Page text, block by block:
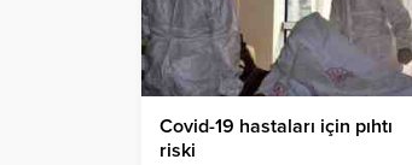
Covid-19 hastaları için pıhtı
riski